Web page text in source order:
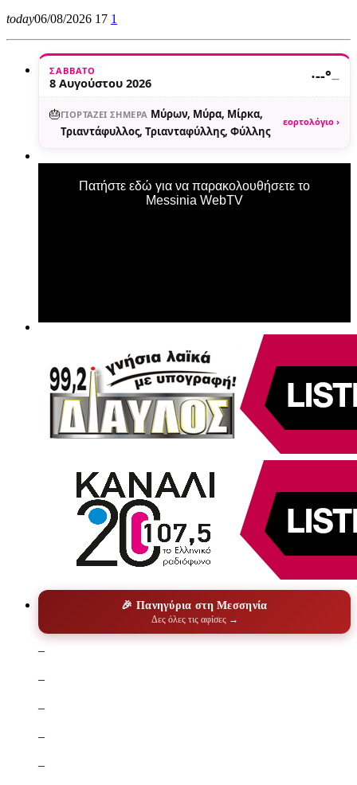
today06/08/2026 17 1
ΣΆΒΒΑΤΟ
8 Αυγούστου 2026 ·--°—
🎂ΓΙΟΡΤΆΖΕΙ ΣΉΜΕΡΑ Μύρων, Μύρα, Μίρκα,
Τριαντάφυλλος, Τριανταφύλλης, Φύλλης
εορτολόγιο ›
Πατήστε εδώ για να παρακολουθήσετε το
Messinia WebTV
🎉 Πανηγύρια στη Μεσσηνία
Δες όλες τις αφίσες →
–
–
–
–
–